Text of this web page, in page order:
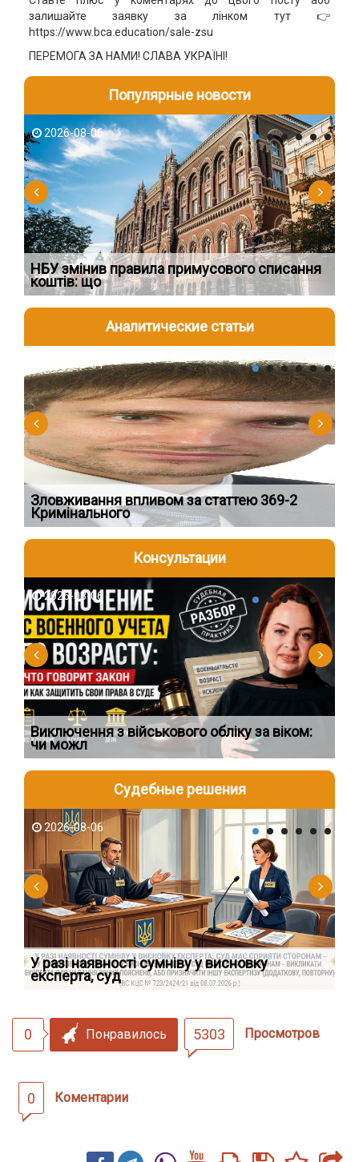
залишайте заявку за лінком тут 👉
https://www.bca.education/sale-zsu
ПЕРЕМОГА ЗА НАМИ! СЛАВА УКРАЇНІ!
Популярные новости
2026-08-06
НБУ змінив правила примусового списання
коштів: що
Аналитические статьи
2026-08-04
Зловживання впливом за статтею 369-2
Кримінального
Консультации
2026-08-06
Виключення з військового обліку за віком:
чи можл
Судебные решения
2026-08-06
У разі наявності сумніву у висновку
експерта, суд
0 Понравилось 5303 Просмотров
0 Коментарии